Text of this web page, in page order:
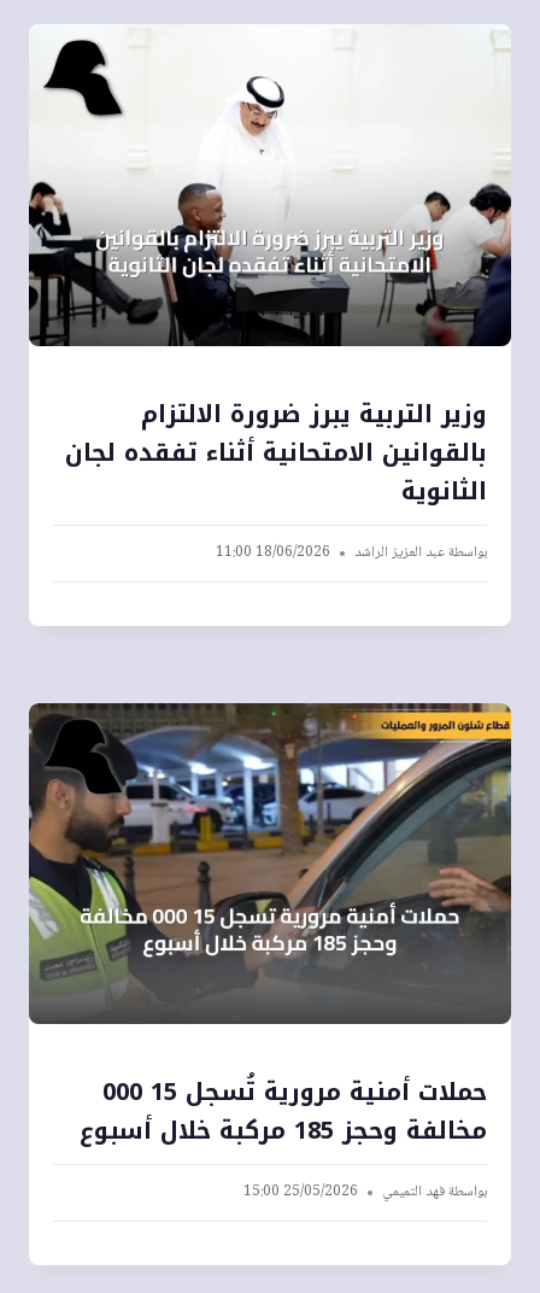
وزير التربية يبرز ضرورة الالتزام
بالقوانين الامتحانية أثناء تفقده لجان
الثانوية
بواسطةعبد العزيز الراشد 18/06/2026 11:00
حملات أمنية مرورية تُسجل 15 000
مخالفة وحجز 185 مركبة خلال أسبوع
بواسطةفهد التميمي 25/05/2026 15:00